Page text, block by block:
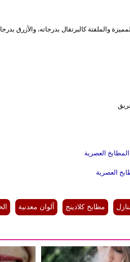
والملفتة كالبرتقال بدرجاته، والأزرق
المطابخ العصرية
العصرية
مطابخ كلادينج ألوان معدنية